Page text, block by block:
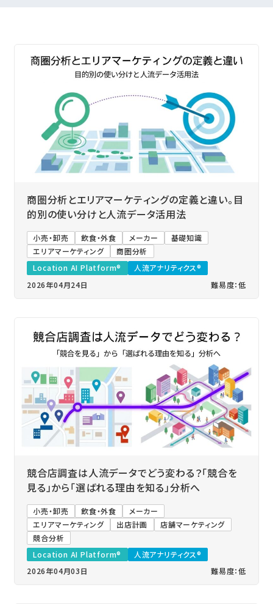
商圏分析とエリアマーケティングの定義と違い。目
的別の使い分けと人流データ活用法
小売・卸売 飲食・外食 メーカー
基礎知識
エリアマーケティング
商圏分析
Location AI Platform®
人流アナリティクス®
2026年04月24日
難易度：低
競合店調査は人流データでどう変わる？「競合を
見る」から「選ばれる理由を知る」分析へ
小売・卸売 飲食・外食
メーカー
エリアマーケティング
出店計画
店舗マーケティング
競合分析
Location AI Platform®
人流アナリティクス®
2026年04月03日
難易度：低